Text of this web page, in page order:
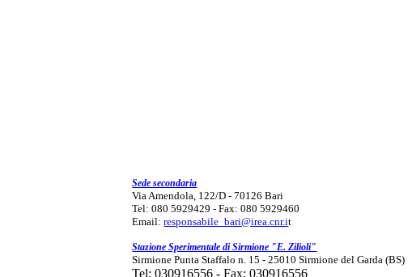
Sede secondaria
Via Amendola, 122/D - 70126 Bari
Tel: 080 5929429 - Fax: 080 5929460
Email:responsabile_bari@irea.cnr.it
Stazione Sperimentale di Sirmione "E. Zilioli"
Sirmione Punta Staffalo n. 15 - 25010 Sirmione del Garda (BS)
Tel: 030916556 - Fax: 030916556